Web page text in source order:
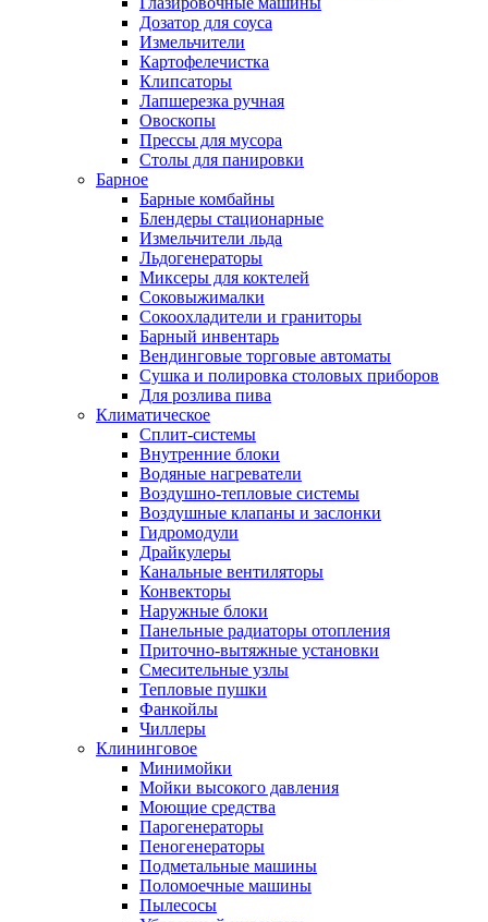
Дозатор для соуса
Измельчители
Картофелечистка
Клипсаторы
Лапшерезка ручная
Овоскопы
Прессы для мусора
Столы для панировки
Барное
Барные комбайны
Блендеры стационарные
Измельчители льда
Льдогенераторы
Миксеры для коктелей
Соковыжималки
Сокоохладители и граниторы
Барный инвентарь
Вендинговые торговые автоматы
Сушка и полировка столовых приборов
Для розлива пива
Климатическое
Сплит-системы
Внутренние блоки
Водяные нагреватели
Воздушно-тепловые системы
Воздушные клапаны и заслонки
Гидромодули
Драйкулеры
Канальные вентиляторы
Конвекторы
Наружные блоки
Панельные радиаторы отопления
Приточно-вытяжные установки
Смесительные узлы
Тепловые пушки
Фанкойлы
Чиллеры
Клининговое
Минимойки
Мойки высокого давления
Моющие средства
Парогенераторы
Пеногенераторы
Подметальные машины
Поломоечные машины
Пылесосы